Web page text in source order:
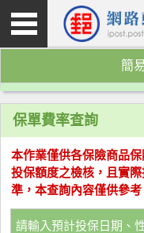
簡
保單費率查詢
本作業僅供各保險商品
投保額度之檢核，且實
準，本查詢內容僅供參考
請輸入預計投保日期、